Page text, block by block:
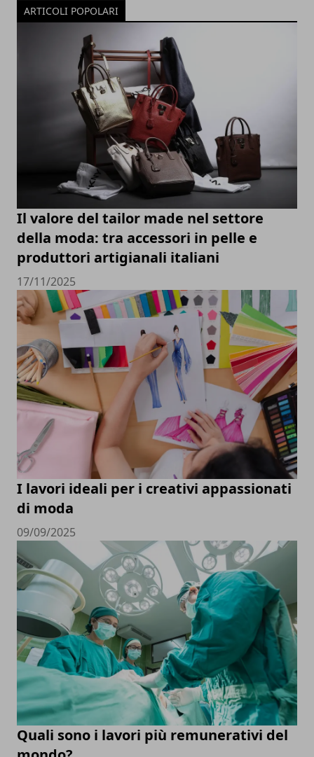
ARTICOLI POPOLARI
Il valore del tailor made nel settore
della moda: tra accessori in pelle e
produttori artigianali italiani
17/11/2025
I lavori ideali per i creativi appassionati
di moda
09/09/2025
Quali sono i lavori più remunerativi del